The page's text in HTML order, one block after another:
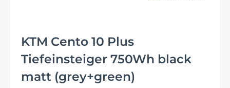
KTM Cento 10 Plus
Tiefeinsteiger 750Wh black
matt (grey+green)